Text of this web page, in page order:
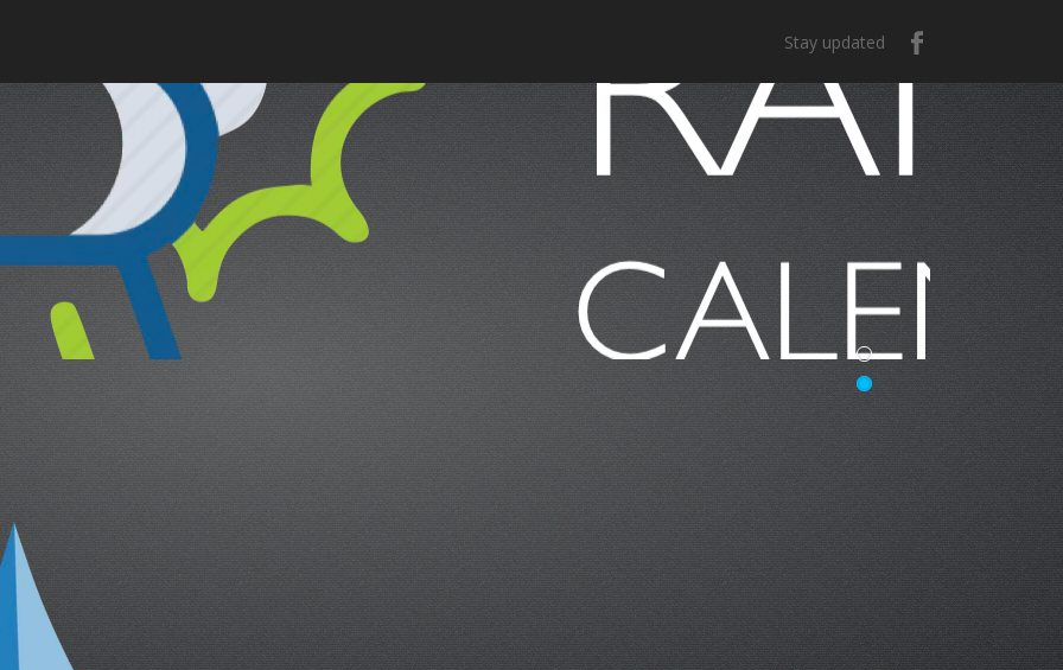
Stay updated